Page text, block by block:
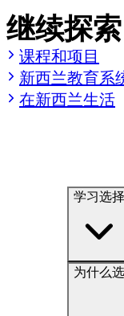
继续探索
课程和项目
新西兰教育系
在新西兰生活
学习选择
为什么